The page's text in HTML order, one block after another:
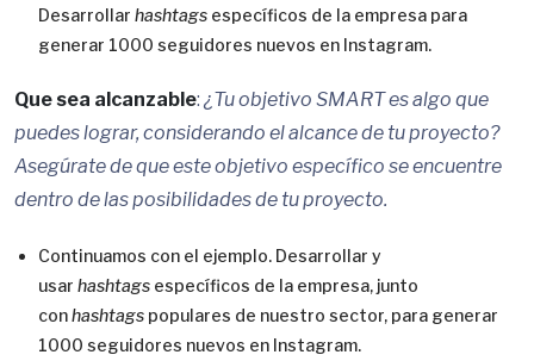
Desarrollar hashtags específicos de la empresa para
generar 1000 seguidores nuevos en Instagram.
Que sea alcanzable: ¿Tu objetivo SMART es algo que
puedes lograr, considerando el alcance de tu proyecto?
Asegúrate de que este objetivo específico se encuentre
dentro de las posibilidades de tu proyecto.
Continuamos con el ejemplo. Desarrollar y
usar hashtags específicos de la empresa, junto
conhashtags populares de nuestro sector, para generar
1000 seguidores nuevos en Instagram.